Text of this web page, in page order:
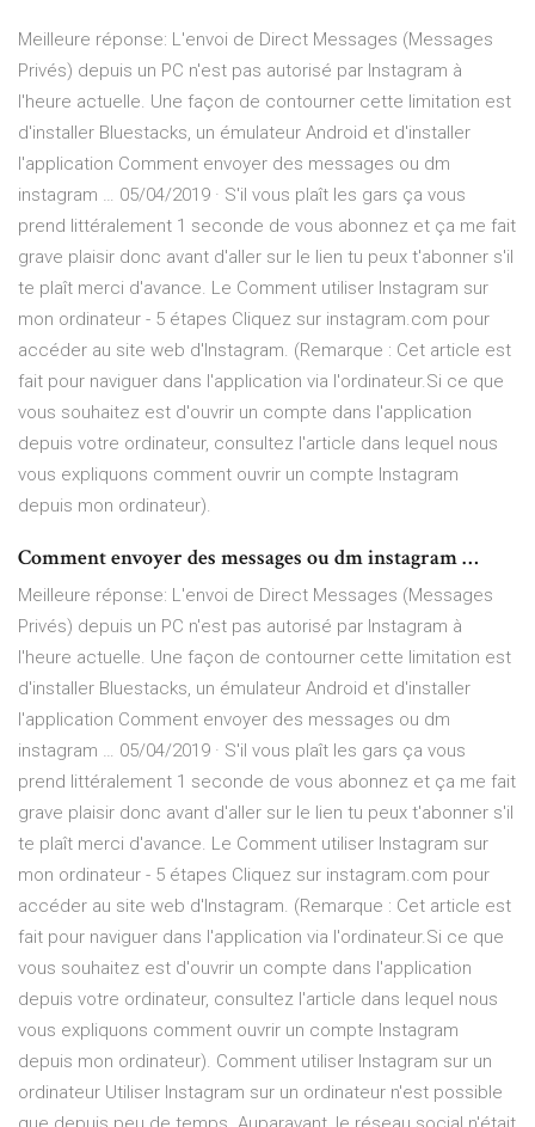
Meilleure réponse: L'envoi de Direct Messages (Messages
Privés) depuis un PC n'est pas autorisé par Instagram à
l'heure actuelle. Une façon de contourner cette limitation est
d'installer Bluestacks, un émulateur Android et d'installer
l'application Comment envoyer des messages ou dm
instagram … 05/04/2019 · S'il vous plaît les gars ça vous
prend littéralement 1 seconde de vous abonnez et ça me fait
grave plaisir donc avant d'aller sur le lien tu peux t'abonner s'il
te plaît merci d'avance. Le Comment utiliser Instagram sur
mon ordinateur - 5 étapes Cliquez sur instagram.com pour
accéder au site web d'Instagram. (Remarque : Cet article est
fait pour naviguer dans l'application via l'ordinateur.Si ce que
vous souhaitez est d'ouvrir un compte dans l'application
depuis votre ordinateur, consultez l'article dans lequel nous
vous expliquons comment ouvrir un compte Instagram
depuis mon ordinateur).
Comment envoyer des messages ou dm instagram …
Meilleure réponse: L'envoi de Direct Messages (Messages
Privés) depuis un PC n'est pas autorisé par Instagram à
l'heure actuelle. Une façon de contourner cette limitation est
d'installer Bluestacks, un émulateur Android et d'installer
l'application Comment envoyer des messages ou dm
instagram … 05/04/2019 · S'il vous plaît les gars ça vous
prend littéralement 1 seconde de vous abonnez et ça me fait
grave plaisir donc avant d'aller sur le lien tu peux t'abonner s'il
te plaît merci d'avance. Le Comment utiliser Instagram sur
mon ordinateur - 5 étapes Cliquez sur instagram.com pour
accéder au site web d'Instagram. (Remarque : Cet article est
fait pour naviguer dans l'application via l'ordinateur.Si ce que
vous souhaitez est d'ouvrir un compte dans l'application
depuis votre ordinateur, consultez l'article dans lequel nous
vous expliquons comment ouvrir un compte Instagram
depuis mon ordinateur). Comment utiliser Instagram sur un
ordinateur Utiliser Instagram sur un ordinateur n'est possible